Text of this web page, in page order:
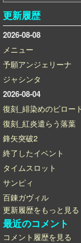
更新履歴
2026-08-08
メニュー
予願アンジェリーナ
ジャシンタ
2026-08-04
復刻_緋染めのビロー
復刻_紅炎遣らう落葉
鋒矢突破2
終了したイベント
タイムスロット
サンピィ
百錬ガヴィル
更新履歴をもっと見る
最近のコメント
コメント履歴を見る